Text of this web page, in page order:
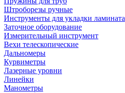
Штроборезы ручные
Инструменты для укладки ламината
Заточное оборудование
Измерительный инструмент
Вехи телескопические
Дальномеры
Курвиметры
Лазерные уровни
Линейки
Манометры